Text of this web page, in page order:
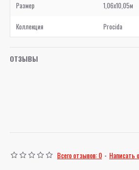
Размер 1,06x10,05м
Коллекция Procida
ОТЗЫВЫ
Всего отзывов: 0 - Написать